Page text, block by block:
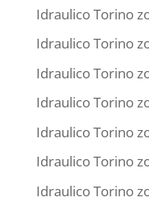
Idraulico Torino
Idraulico Torino
Idraulico Torino
Idraulico Torino
Idraulico Torino
Idraulico Torino
Idraulico Torino